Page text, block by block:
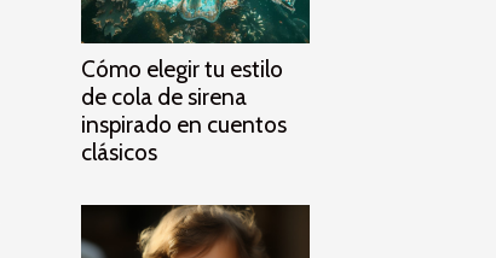
Cómo elegir tu estilo
de cola de sirena
inspirado en cuentos
clásicos